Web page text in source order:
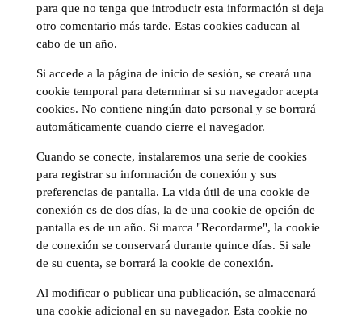
para que no tenga que introducir esta información si deja
otro comentario más tarde. Estas cookies caducan al
cabo de un año.
Si accede a la página de inicio de sesión, se creará una
cookie temporal para determinar si su navegador acepta
cookies. No contiene ningún dato personal y se borrará
automáticamente cuando cierre el navegador.
Cuando se conecte, instalaremos una serie de cookies
para registrar su información de conexión y sus
preferencias de pantalla. La vida útil de una cookie de
conexión es de dos días, la de una cookie de opción de
pantalla es de un año. Si marca "Recordarme", la cookie
de conexión se conservará durante quince días. Si sale
de su cuenta, se borrará la cookie de conexión.
Al modificar o publicar una publicación, se almacenará
una cookie adicional en su navegador. Esta cookie no